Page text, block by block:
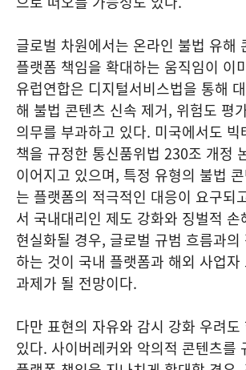
글로벌 차원에서는 온라인 불법 유해
플랫폼 책임을 확대하는 움직임이 이
유럽연합은 디지털서비스법을 통해
해 불법 콘텐츠 신속 제거, 위험도 평
의무를 부과하고 있다. 미국에서도 빅
책을 규정한 통신품위법 230조 개정
이어지고 있으며, 특정 유형의 불법
는 플랫폼의 적극적인 대응이 요구되
서 국내대리인 제도 강화와 징벌적 손
현실화될 경우, 글로벌 규범 흐름과의
하는 것이 국내 플랫폼과 해외 사업자
과제가 될 전망이다.
다만 표현의 자유와 감시 강화 우려
있다. 사이버레커와 악의적 콘텐츠를